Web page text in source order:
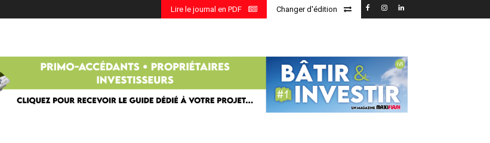
Changer d'édition
Lire le journal en PDF